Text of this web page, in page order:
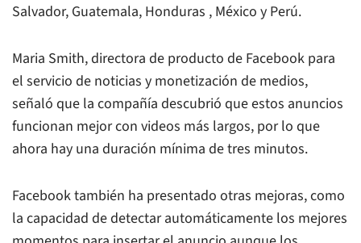
Salvador, Guatemala, Honduras , México y Perú.
Maria Smith, directora de producto de Facebook para
el servicio de noticias y monetización de medios,
señaló que la compañía descubrió que estos anuncios
funcionan mejor con videos más largos, por lo que
ahora hay una duración mínima de tres minutos.
Facebook también ha presentado otras mejoras, como
la capacidad de detectar automáticamente los mejores